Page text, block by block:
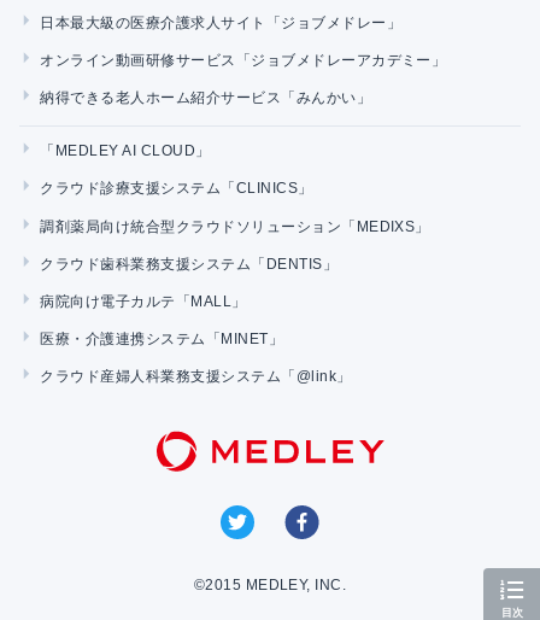
日本最大級の医療介護求人サイト「ジョブメドレー」
オンライン動画研修サービス「ジョブメドレーアカデミー」
納得できる老人ホーム紹介サービス「みんかい」
「MEDLEY AI CLOUD」
クラウド診療支援システム「CLINICS」
調剤薬局向け統合型クラウドソリューション「MEDIXS」
クラウド歯科業務支援システム「DENTIS」
病院向け電子カルテ「MALL」
医療・介護連携システム「MINET」
クラウド産婦人科業務支援システム「@link」
©2015 MEDLEY, INC.
目次